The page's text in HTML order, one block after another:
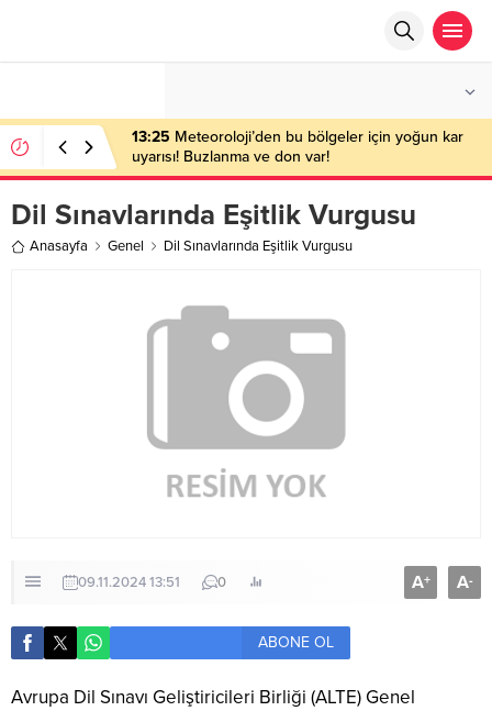
13:25 Meteoroloji’den bu bölgeler için yoğun kar
uyarısı! Buzlanma ve don var!
Dil Sınavlarında Eşitlik Vurgusu
Anasayfa Genel Dil Sınavlarında Eşitlik Vurgusu
09.11.2024 13:51 0 A+ A-
ABONE OL
Avrupa Dil Sınavı Geliştiricileri Birliği (ALTE) Genel